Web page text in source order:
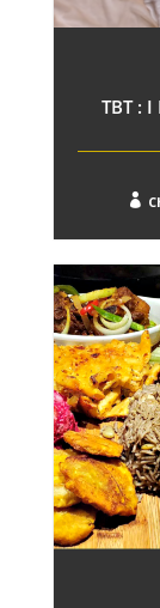
TBT : I
